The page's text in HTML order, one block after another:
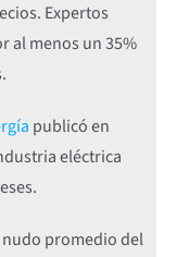
Expertos
al menos un 35%
publicó en
eléctrica
nudo promedio del